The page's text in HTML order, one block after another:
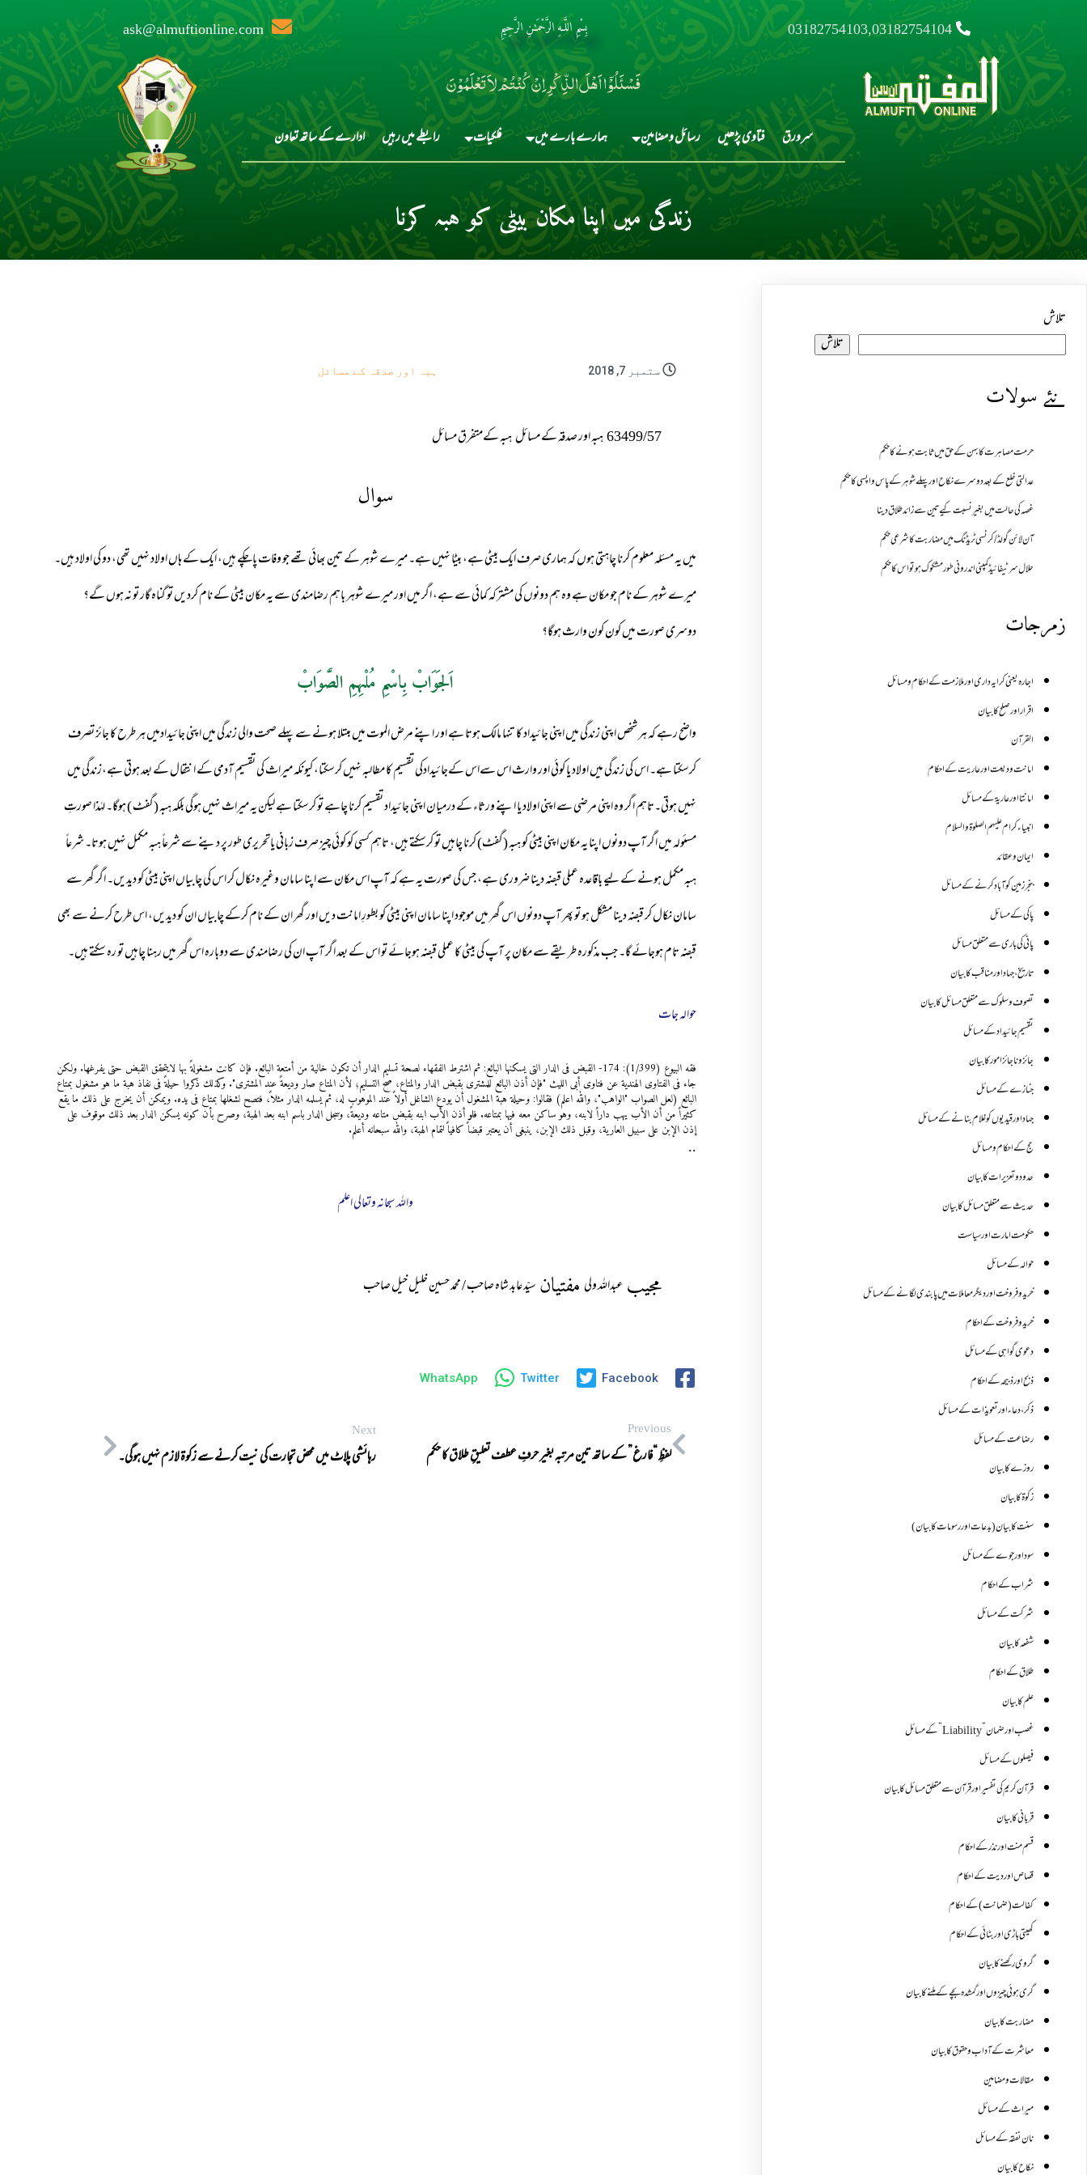
03182754103,03182754104 بِسْمِ اللَّـهِ الرَّحْمَـٰنِ الرَّحِيمِ ask@almuftionline.com
فَسْئَلُوْٓا اَہْلَ الذِّکْرِ اِنْ کُنْتُمْ لاَ تَعْلَمُوْنَ
سرورق فتاوی پڑھیں رسائل و مضامین ہمارے بارے میں فلکیات رابطے میں رہیں ادارے کے ساتھ تعاون
زندگی میں اپنا مکان بیٹی کو ہبہ کرنا
ستمبر 7, 2018 ہبہ اور صدقہ کے مسائل
63499/57ہبہ اور صدقہ کے مسائلہبہ کےمتفرق مسائل
سوال
میں یہ مسئلہ معلوم کرنا چاہتی ہوں کہ ہماری صرف ایک بیٹی ہے، بیٹا نہیں ہے۔ میرے شوہر کے تین بھائی تھے جو وفات پاچکے ہیں، ایک کے ہاں اولاد نہیں تھی، دو کی اولاد ہیں۔
میرے شوہر کے نام جو مکان ہے وہ ہم دونوں کی مشترکہ کمائی سے ہے، اگر میں اور میرے شوہر باہم رضامندی سے یہ مکان بیٹی کے نام کردیں تو گناہ گار تو نہ ہوں گے؟
دوسری صورت میں کون کون وارث ہوگا؟
اَلجَوَابْ بِاسْمِ مُلْہِمِ الصَّوَابْ
واضح رہے کہ ہر شخص اپنی زندگی میں اپنی جائیداد کا تنہا مالک ہوتا ہے اور اپنے مرض الموت میں مبتلا ہونے سے پہلے صحت والی زندگی میں اپنی جائیدادمیں ہر طرح کا جائز تصرف
کرسکتا ہے۔ اس کی زندگی میں اولاد یا کوئی اور وارث اس سےاس کےجائیدادکی تقسیم کا مطالبہ نہیں کرسکتا، کیونکہ میراث کی تقسیم آدمی کے انتقال کے بعد ہوتی ہے،زندگی میں
نہیں ہوتی۔تاہم اگر وہ اپنی مرضی سے اپنی اولاد یا اپنے ورثاء کے درمیان اپنی جائیداد تقسیم کرنا چاہے تو کرسکتا ہے لیکن یہ میراث نہیں ہوگی بلکہ ہبہ (گفٹ ) ہوگا۔ لہٰذا صورتِ
مسئولہ میں اگر آپ دونوں اپنا یہ مکان اپنی بیٹی کو ہبہ (گفٹ) کرنا چاہیں تو کرسکتے ہیں، تاہم کسی کو کوئی چیز صرف زبانی یاتحریری طور پر دینے سے شرعاً ہبہ مکمل نہیں ہوتا۔ شرعاً
ہبہ مکمل ہونے کے لیے باقاعدہ عملی قبضہ دینا ضروری ہے، جس کی صورت یہ ہے کہ آپ اس مکان سے اپنا سامان وغیرہ نکال کر اس کی چابیاں اپنی بیٹی کو دیدیں۔ اگر گھر سے
سامان نکال کر قبضہ دینا مشکل ہو تو پھر آپ دونوں اس گھر میں موجود اپنا سامان اپنی بیٹی کو بطورِ امانت دیں اور گھر ان کے نام کرکے چابیاں ان کو دیدیں، اس طرح کرنے سے بھی
قبضہ تام ہوجائے گا۔ جب مذکورہ طریقے سے مکان پر آپ کی بیٹی کا عملی قبضہ ہوجائے تو اس کے بعد اگر آپ ان کی رضامندی سے دوبارہ اس گھر میں رہنا چاہیں تو رہ سکتے ہیں۔
حوالہ جات
فقه البیوع (1/399): 174- القبض فی الدار التی یسکنها البائع: ثم اشترط الفقهاء لصحة تسلیم الدار أن تکون خالیة من أمتعة البائع. فإن کانت مشغولةً بها لایتحقق القبض حتی یفرغها. ولکن
جاء فی الفتاوی الهندیة عن فتاوی أبی اللیث "فإن أذن البائع للمشتری بقبض الدار والمتاع، صح التسلیم؛ لأن المتاع صار ودیعةً عند المشتری". وکذلك ذکروا حیلةً فی نفاذ هبة ما هو مشغول بمتاع
البائع (لعل الصواب "الواهب"، والله اعلم) فقالوا: وحیلة هبة المشغول أن یودع الشاغل أولاً عند الموهوب له، ثم یسلمه الدار مثلاً، فتصح لشغلها بمتاع فی یده. ویمکن أن یخرج علی ذلك ما یقع
کثیراً من أن الأب یهب داراً لابنه، وهو ساکن معه فیها بمتاعه. فلو أذن الأب ابنه بقبض متاعه ودیعةً، وسجل الدار باسم ابنه بعد الهبة، وصرح بأن کونه یسکن الدار بعد ذلك موقوف علی
إذن الإبن علی سبیل العاریة، وقبل ذلك الإبن، ینبغی أن یعتبر قبضاً کافیاً لتمام الهبة، والله سبحانه أعلم.
..
واللہ سبحانہ وتعالی اعلم
مجیب عبداللہ ولی مفتیان سیّد عابد شاہ صاحب / محمد حسین خلیل خیل صاحب
Facebook
Twitter
WhatsApp
Previous
لفظِ “فارغ” کے ساتھ تین مرتبہ بغیر حرفِ عطف تعلیقِ طلاق کا حکم
Next
رہائشی پلاٹ میں محض تجارت کی نیت کرنے سے زکوۃ لازم نہیں ہوگی۔
تلاش
تلاش
نئے سولات
حرمت مصاہرت کا بہن کے حق میں ثابت ہونے کا حکم
عدالتی خلع کے بعد دوسرے نکاح اور پہلے شوہر کے پاس واپسی کا حکم
غصہ کی حالت میں بغیر نسبت کیے تین سے زائد طلاق دینا
آن لائن گولڈ /کرنسی ٹریڈنگ میں مضاربت کا شرعی حکم
حلال سرٹیفائیڈ کمپنی اندرونی طور مشکوک ہو تو اس کا حکم
زمرجات
اجارہ یعنی کرایہ داری اور ملازمت کے احکام و مسائل
اقرار اور صلح کا بیان
القرآن
امانت ودیعت اورعاریت کے احکام
امانتا اور عاریة کے مسائل
انبیاء کرام علیہم الصلوۃ والسلام
ایمان وعقائد
بنجر زمین کو آباد کرنے کے مسائل
پاکی کے مسائل
پانی کی باری سے متعلق مسائل
تاریخ،جہاد اور مناقب کا بیان
تصوف و سلوک سے متعلق مسائل کا بیان
تقسیم جائیداد کے مسائل
جائز و ناجائزامور کا بیان
جنازے کےمسائل
جہاد اور قیدیوں کو غلام بنانے کے مسائل
حج کے احکام ومسائل
حدود و تعزیرات کا بیان
حدیث سے متعلق مسائل کا بیان
حکومت امارت اور سیاست
حوالہ کے مسائل
خرید و فروخت اور دیگر معاملات میں پابندی لگانے کے مسائل
خرید و فروخت کے احکام
دعوی گواہی کے مسائل
ذبح اور ذبیحہ کے احکام
ذکر،دعاء اور تعویذات کے مسائل
رضاعت کے مسائل
روزے کا بیان
زکوة کابیان
سنت کا بیان (بدعات اور رسومات کا بیان)
سود اور جوے کے مسائل
شراب کے احکام
شرکت کے مسائل
شفعہ کا بیان
طلاق کے احکام
علم کا بیان
غصب اورضمان”Liability” کے مسائل
فیصلوں کے مسائل
قرآن کریم کی تفسیر اور قرآن سے متعلق مسائل کا بیان
قربانی کا بیان
قسم منت اور نذر کے احکام
قصاص اور دیت کے احکام
کفالت (ضمانت) کے احکام
کھیتی باڑی اور بٹائی کے احکام
گروی رکھنے کا بیان
گری ہوئی چیزوں اورگمشدہ بچے کے ملنے کا بیان
مضاربت کا بیان
معاشرت کے آداب و حقوق کا بیان
مقالات ومضامین
میراث کے مسائل
نان نفقہ کے مسائل
نکاح کا بیان